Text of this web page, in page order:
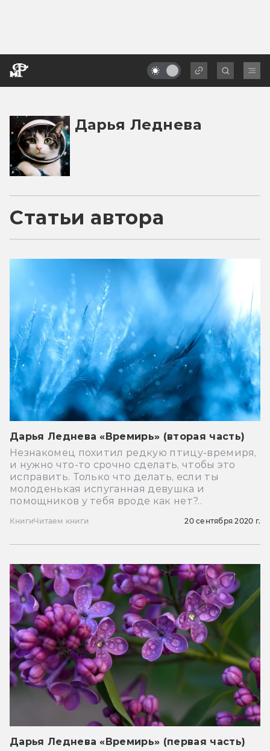
Дарья Леднева
Статьи автора
Дарья Леднева «Времирь» (вторая часть)
Незнакомец похитил редкую птицу-времиря,
и нужно что-то срочно сделать, чтобы это
исправить. Только что делать, если ты
молоденькая испуганная девушка и
помощников у тебя вроде как нет?..
КнигиЧитаем книги 20 сентября 2020 г.
Дарья Леднева «Времирь» (первая часть)